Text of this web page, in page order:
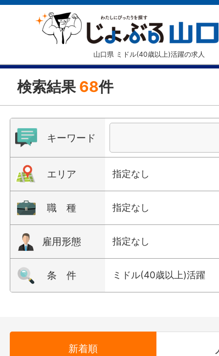
山口県 ミドル(40歳以上)活躍の求人
検索結果 68件
キーワード
エリア 指定なし
職 種 指定なし
雇用形態 指定なし
条 件 ミドル(40歳以上)活躍
新着順